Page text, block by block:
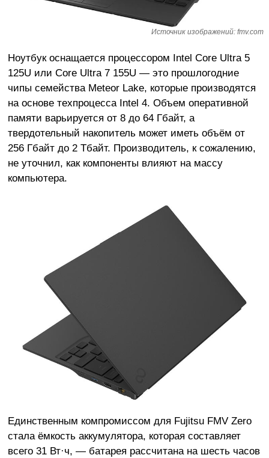
Источник изображений: fmv.com
Ноутбук оснащается процессором Intel Core Ultra 5
125U или Core Ultra 7 155U — это прошлогодние
чипы семейства Meteor Lake, которые производятся
на основе техпроцесса Intel 4. Объем оперативной
памяти варьируется от 8 до 64 Гбайт, а
твердотельный накопитель может иметь объём от
256 Гбайт до 2 Тбайт. Производитель, к сожалению,
не уточнил, как компоненты влияют на массу
компьютера.
Единственным компромиссом для Fujitsu FMV Zero
стала ёмкость аккумулятора, которая составляет
всего 31 Вт·ч, — батарея рассчитана на шесть часов